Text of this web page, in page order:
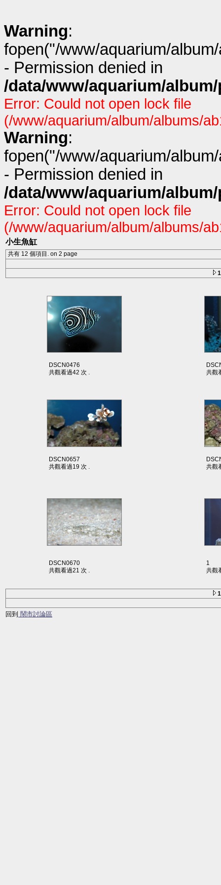
Warning:
fopen("/www/aquarium/
- Permission denied in
/data/www/aquarium/
Error: Could not open lock file
(/www/aquarium/album/albums/
Warning:
fopen("/www/aquarium/
- Permission denied in
/data/www/aquarium/
Error: Could not open lock file
(/www/aquarium/album/albums/
小生魚缸
共有 12 個項目. on 2 page
1
DSCN0476
共觀看過42 次 .
共觀
DSCN0657
共觀看過19 次 .
共觀
DSCN0670
共觀看過21 次 .
1
共觀
1
回到 鬧市討論區